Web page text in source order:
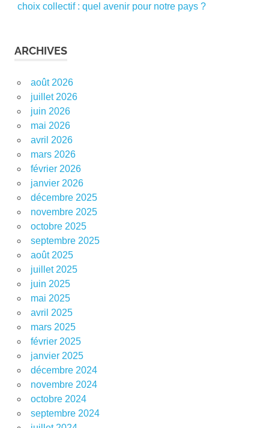
choix collectif : quel avenir pour notre pays ?
ARCHIVES
août 2026
juillet 2026
juin 2026
mai 2026
avril 2026
mars 2026
février 2026
janvier 2026
décembre 2025
novembre 2025
octobre 2025
septembre 2025
août 2025
juillet 2025
juin 2025
mai 2025
avril 2025
mars 2025
février 2025
janvier 2025
décembre 2024
novembre 2024
octobre 2024
septembre 2024